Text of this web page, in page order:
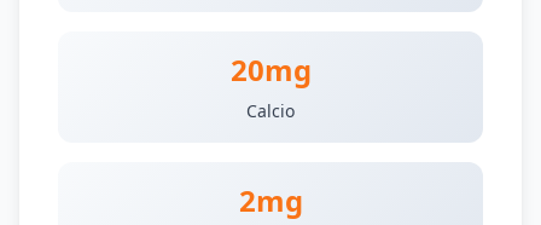
20mg
Calcio
2mg